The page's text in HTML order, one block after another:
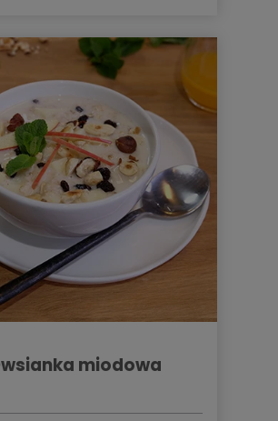
owsianka miodowa